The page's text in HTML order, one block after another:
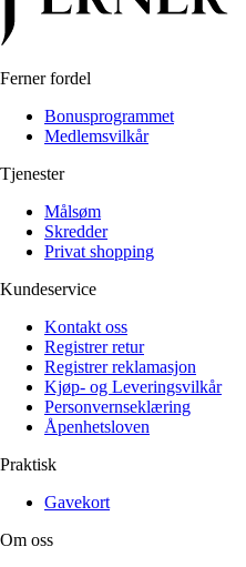
Ferner fordel
Bonusprogrammet
Medlemsvilkår
Tjenester
Målsøm
Skredder
Privat shopping
Kundeservice
Kontakt oss
Registrer retur
Registrer reklamasjon
Kjøp- og Leveringsvilkår
Personvernseklæring
Åpenhetsloven
Praktisk
Gavekort
Om oss